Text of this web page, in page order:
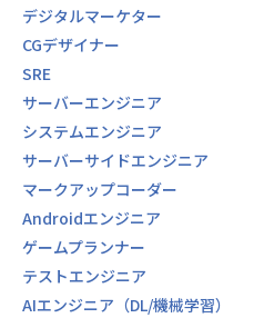
デジタルマーケター
CGデザイナー
SRE
サーバーエンジニア
システムエンジニア
サーバーサイドエンジニア
マークアップコーダー
Androidエンジニア
ゲームプランナー
テストエンジニア
AIエンジニア（DL/機械学習）